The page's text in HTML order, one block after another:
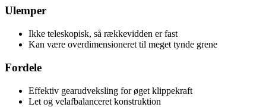
Ulemper
Ikke teleskopisk, så rækkevidden er fast
Kan være overdimensioneret til meget tynde grene
Fordele
Effektiv gearudveksling for øget klippekraft
Let og velafbalanceret konstruktion